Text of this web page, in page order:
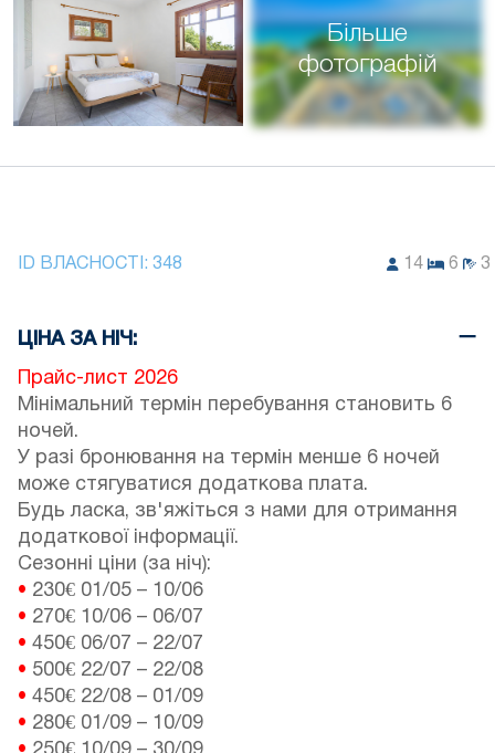
Більше
фотографій
ID ВЛАСНОСТІ: 348 14 6 3
ЦІНА ЗА НІЧ:
Прайс-лист 2026
Мінімальний термін перебування становить 6
ночей.
У разі бронювання на термін менше 6 ночей
може стягуватися додаткова плата.
Будь ласка, зв'яжіться з нами для отримання
додаткової інформації.
Сезонні ціни (за ніч):
• 230€ 01/05 – 10/06
• 270€ 10/06 – 06/07
• 450€ 06/07 – 22/07
• 500€ 22/07 – 22/08
• 450€ 22/08 – 01/09
• 280€ 01/09 – 10/09